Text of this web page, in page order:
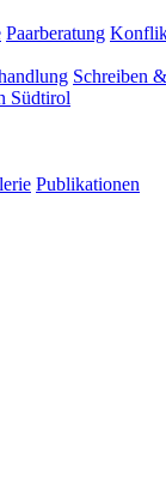
Paarberatung
Schreiben
Südtirol
Publikationen